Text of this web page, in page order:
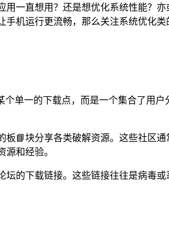
一直想用？还是想优化系统性能？
机运行更流畅，那么关注系统优化类
单一的下载点，而是一个集合了用
📘块分享各类破解资源。这些社区
和经验。
的下载链接。这些链接往往是病毒或